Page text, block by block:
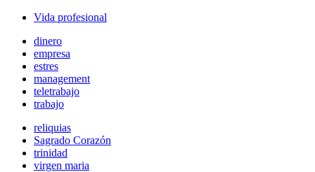
Vida profesional
dinero
empresa
estres
management
teletrabajo
trabajo
reliquias
Sagrado Corazón
trinidad
virgen maria